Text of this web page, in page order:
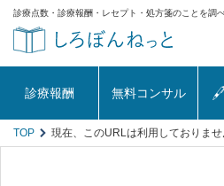
診療点数・診療報酬・レセプト・処方箋のことを調
診療報酬 無料コンサル
TOP 現在、このURLは利用しておりませ